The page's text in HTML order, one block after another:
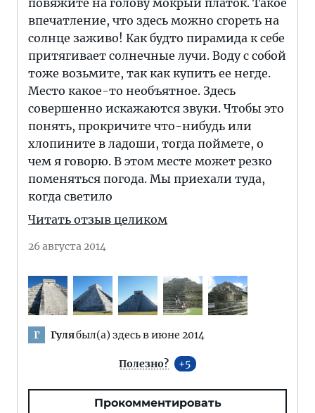
повяжите на голову мокрый платок. Такое
впечатление, что здесь можно сгореть на
солнце заживо! Как будто пирамида к себе
притягивает солнечные лучи. Воду с собой
тоже возьмите, так как купить ее негде.
Место какое-то необъятное. Здесь
совершенно искажаются звуки. Чтобы это
понять, прокричите что-нибудь или
хлопините в ладоши, тогда поймете, о
чем я говорю. В этом месте может резко
поменяться погода. Мы приехали туда,
когда светило
Читать отзыв целиком
26 августа 2014
Г Гулябыл(а) здесь в июне 2014
Полезно? 5
Прокомментировать